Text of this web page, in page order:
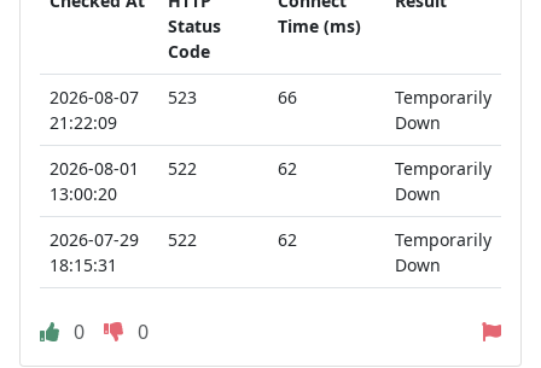
Status
Code
Time (ms)
2026-08-07
21:22:09
523 66
Temporarily
Down
2026-08-01
13:00:20
522 62
Temporarily
Down
2026-07-29
18:15:31
522 62
Temporarily
Down
0 0